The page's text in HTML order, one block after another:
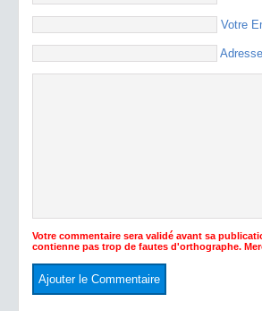
Votre
Votre commentaire sera validé avant sa
contienne pas trop de fautes d'orthographe.